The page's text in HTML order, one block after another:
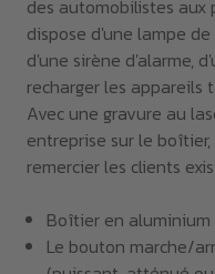
des automobilistes aux
dispose d'une lampe
d'une sirène d'alarme,
recharger les appareils
Avec une gravure au
entreprise sur le
remercier les clients
Boîtier en
Le bouton marche/